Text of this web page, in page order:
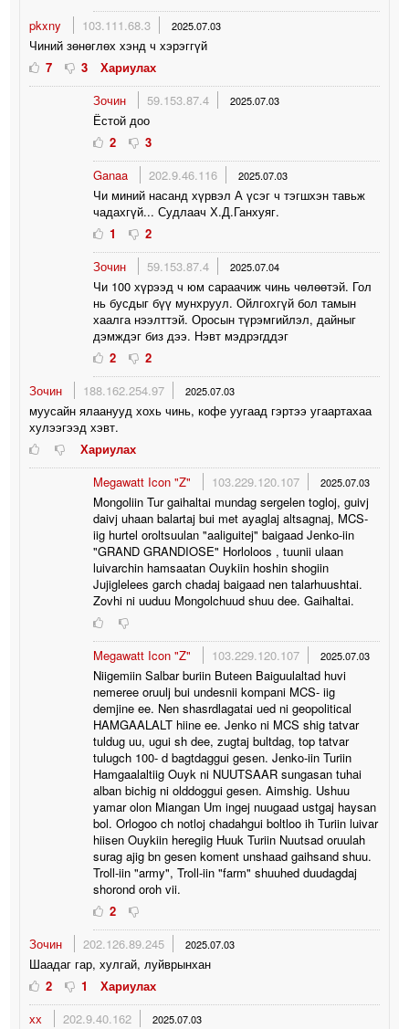
pkxny
103.111.68.3 2025.07.03
Чиний зөнөглөх хэнд ч хэрэггүй
7
3
Хариулах
Зочин
59.153.87.4 2025.07.03
Ёстой доо
2
3
Ganaa
202.9.46.116 2025.07.03
Чи миний насанд хүрвэл А үсэг ч тэгшхэн тавьж
чадахгүй... Судлаач Х.Д.Ганхуяг.
1
2
Зочин
59.153.87.4 2025.07.04
Чи 100 хүрээд ч юм сараачиж чинь чөлөөтэй. Гол
нь бусдыг бүү мунхруул. Ойлгохгүй бол тамын
хаалга нээлттэй. Оросын түрэмгийлэл, дайныг
дэмждэг биз дээ. Нэвт мэдрэгддэг
2
2
Зочин
188.162.254.97 2025.07.03
муусайн ялаанууд хохь чинь, кофе уугаад гэртээ угаартахаа
хулээгээд хэвт.
Хариулах
Megawatt Icon "Z"
103.229.120.107 2025.07.03
Mongoliin Tur gaihaltai mundag sergelen togloj, guivj
daivj uhaan balartaj bui met ayaglaj altsagnaj, MCS-
iig hurtel oroltsuulan "aaliguitej" baigaad Jenko-iin
"GRAND GRANDIOSE" Horloloos , tuunii ulaan
luivarchin hamsaatan Ouykiin hoshin shogiin
Jujiglelees garch chadaj baigaad nen talarhuushtai.
Zovhi ni uuduu Mongolchuud shuu dee. Gaihaltai.
Megawatt Icon "Z" 103.229.120.107 2025.07.03
Niigemiin Salbar buriin Buteen Baiguulaltad huvi
nemeree oruulj bui undesnii kompani MCS- iig
demjine ee. Nen shasrdlagatai ued ni geopolitical
HAMGAALALT hiine ee. Jenko ni MCS shig tatvar
tuldug uu, ugui sh dee, zugtaj bultdag, top tatvar
tulugch 100- d bagtdaggui gesen. Jenko-iin Turiin
Hamgaalaltiig Ouyk ni NUUTSAAR sungasan tuhai
alban bichig ni olddoggui gesen. Aimshig. Ushuu
yamar olon Miangan Um ingej nuugaad ustgaj haysan
bol. Orlogoo ch notloj chadahgui boltloo ih Turiin luivar
hiisen Ouykiin heregiig Huuk Turiin Nuutsad oruulah
surag ajig bn gesen koment unshaad gaihsand shuu.
Troll-iin "army", Troll-iin "farm" shuuhed duudagdaj
shorond oroh vii.
2
Зочин
202.126.89.245 2025.07.03
Шаадаг гар, хулгай, луйврынхан
2
1
Хариулах
хх
202.9.40.162 2025.07.03